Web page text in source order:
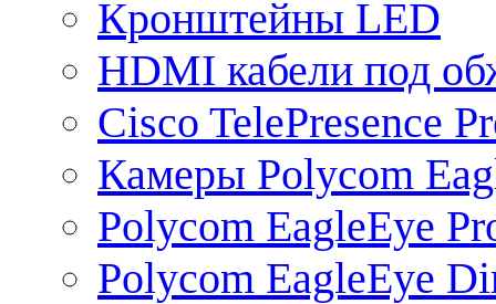
Кронштейны LED
HDMI кабели под
Cisco TelePresence
Камеры Polycom
Polycom EagleEye
Polycom EagleEye